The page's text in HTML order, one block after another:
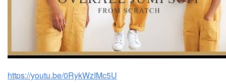
https://youtu.be/0RykWzIMc5U